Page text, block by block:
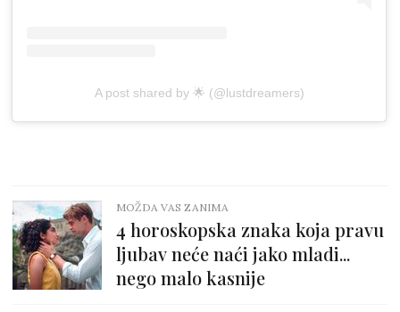
A post shared by 🌟 (@lustdreamers)
MOŽDA VAS ZANIMA
4 horoskopska znaka koja pravu
ljubav neće naći jako mladi...
nego malo kasnije